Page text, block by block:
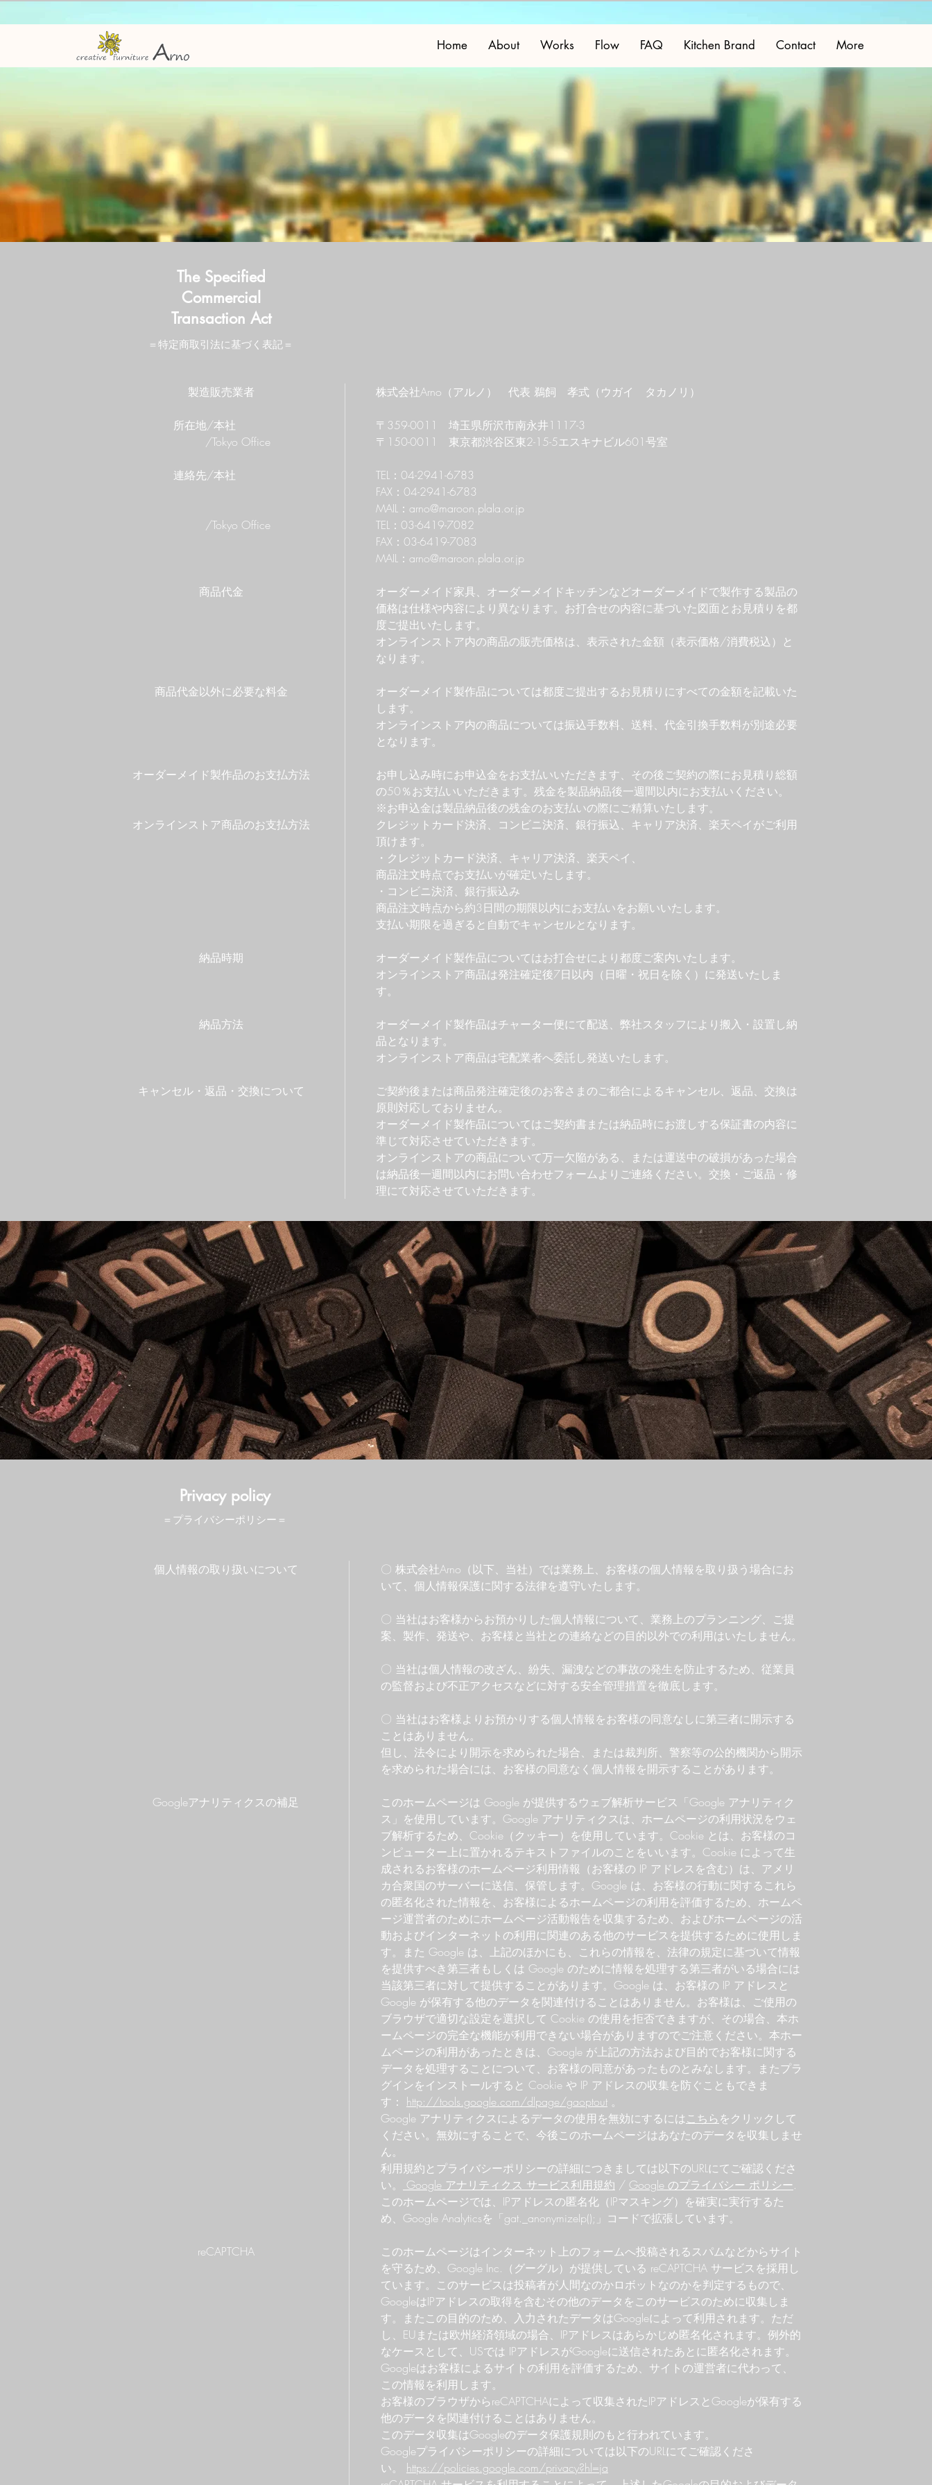
Home About Works Flow FAQ Kitchen Brand Contact More
The Specified
Commercial
Transaction Act
＝特定商取引法に基づく表記＝
製造販売業者
​所在地/本社
​ /Tokyo Office
​連絡先/本社
​ /Tokyo Office
商品代金
​商品代金以外に必要な料金
​オーダーメイド製作品のお支払方法
オンラインストア商品のお支払方法
​納品時期
​納品方法
​キャンセル・返品・交換について
株式会社Arno（アルノ） 代表 鵜飼 孝式（ウガイ タカノリ）
​〒359-0011 埼玉県所沢市南永井1117-3
​〒150-0011 東京都渋谷区東2-15-5エスキナビル601号室
TEL：04-2941-6783
FAX：04-2941-6783
MAIL： arno@maroon.plala.or.jp
TEL：03-6419-7082
FAX：03-6419-7083
MAIL： arno@maroon.plala.or.jp
​オーダーメイド家具、オーダーメイドキッチンなどオーダーメイドで製作する製品の
価格は仕様や内容により異なります。お打合せの内容に基づいた図面とお見積りを都
度ご提出いたします。
オンラインストア内の商品の販売価格は、表示された金額（表示価格/消費税込）と
なります。
オーダーメイド製作品については都度ご提出するお見積りにすべての金額を記載いた
します。
​オンラインストア内の商品については振込手数料、送料、代金引換手数料が別途必要
となります。
お申し込み時にお申込金をお支払いいただきます、その後ご契約の際にお見積り総額
の50％お支払いいただきます。残金を製品納品後一週間以内にお支払いください。
※お申込金は製品納品後の残金のお支払いの際にご精算いたします。
クレジットカード決済、コンビニ決済、銀行振込、キャリア決済、楽天ペイがご利用
頂けます。
・クレジットカード決済、キャリア決済、楽天ペイ、
商品注文時点でお支払いが確定いたします。
・コンビニ決済、銀行振込み
商品注文時点から約3日間の期限以内にお支払いをお願いいたします。
支払い期限を過ぎると自動でキャンセルとなります。
​オーダーメイド製作品についてはお打合せにより都度ご案内いたします。
​オンラインストア商品は発注確定後7日以内（日曜・祝日を除く）に発送いたしま
す。
オーダーメイド製作品はチャーター便にて配送、弊社スタッフにより搬入・設置し納
品となります。
​オンラインストア商品は宅配業者へ委託し発送いたします。
ご契約後または商品発注確定後のお客さまのご都合によるキャンセル、返品、交換は
原則対応しておりません。
オーダーメイド製作品についてはご契約書または納品時にお渡しする保証書の内容に
準じて対応させていただきます。
オンラインストアの商品について万一欠陥がある、または運送中の破損があった場合
は納品後一週間以内にお問い合わせフォームよりご連絡ください。交換・ご返品・修
理にて対応させていただきます。
Privacy policy
＝プライバシーポリシー＝
個人情報の取り扱いについて
Googleアナリティクスの補足​
reCAPTCHA
〇 株式会社Arno（以下、当社）では業務上、お客様の個人情報を取り扱う場合にお
いて、個人情報保護に関する法律を遵守いたします。
〇 当社はお客様からお預かりした個人情報について、業務上のプランニング、ご提
案、製作、発送や、お客様と当社との連絡などの目的以外での利用はいたしません。
〇 当社は個人情報の改ざん、紛失、漏洩などの事故の発生を防止するため、従業員
の監督および不正アクセスなどに対する安全管理措置を徹底します。
〇 当社はお客様よりお預かりする個人情報をお客様の同意なしに第三者に開示する
ことはありません。
但し、法令により開示を求められた場合、または裁判所、警察等の公的機関から開示
を求められた場合には、お客様の同意なく個人情報を開示することがあります。
このホームページは Google が提供するウェブ解析サービス「Google アナリティク
ス」を使用しています。Google アナリティクスは、ホームページの利用状況をウェ
ブ解析するため、Cookie（クッキー）を使用しています。Cookie とは、お客様のコ
ンピューター上に置かれるテキストファイルのことをいいます。Cookie によって生
成されるお客様のホームページ利用情報（お客様の IP アドレスを含む）は、アメリ
カ合衆国のサーバーに送信、保管します。Google は、お客様の行動に関するこれら
の匿名化された情報を、お客様によるホームページの利用を評価するため、ホームペ
ージ運営者のためにホームページ活動報告を収集するため、およびホームページの活
動およびインターネットの利用に関連のある他のサービスを提供するために使用しま
す。また Google は、上記のほかにも、これらの情報を、法律の規定に基づいて情報
を提供すべき第三者もしくは Google のために情報を処理する第三者がいる場合には
当該第三者に対して提供することがあります。Google は、お客様の IP アドレスと
Google が保有する他のデータを関連付けることはありません。お客様は、ご使用の
ブラウザで適切な設定を選択して Cookie の使用を拒否できますが、その場合、本ホ
ームページの完全な機能が利用できない場合がありますのでご注意ください。本ホー
ムページの利用があったときは、Google が上記の方法および目的でお客様に関する
データを処理することについて、お客様の同意があったものとみなします。またプラ
グインをインストールすると Cookie や IP アドレスの収集を防ぐこともできま
す： http://tools.google.com/dlpage/gaoptout 。
Google アナリティクスによるデータの使用を無効にするにはこちら をクリックして
ください。無効にすることで、今後このホームページはあなたのデータを収集しませ
ん。
利用規約とプライバシーポリシーの詳細につきましては以下のURLにてご確認くださ
い。
Google アナリティクス サービス利用規約 / Google のプライバシー ポリシー.
このホームページでは、IPアドレスの匿名化（IPマスキング）を確実に実行するた
め、Google Analyticsを「gat._anonymizeIp();」コードで拡張しています。
このホームページはインターネット上のフォームへ投稿されるスパムなどからサイト
を守るため、Google Inc.（グーグル）が提供している reCAPTCHA サービスを採用し
ています。このサービスは投稿者が人間なのかロボットなのかを判定するもので、
GoogleはIPアドレスの取得を含むその他のデータをこのサービスのために収集しま
す。またこの目的のため、入力されたデータはGoogleによって利用されます。ただ
し、EUまたは欧州経済領域の場合、IPアドレスはあらかじめ匿名化されます。例外的
なケースとして、USでは IPアドレスがGoogleに送信されたあとに匿名化されます。
Googleはお客様によるサイトの利用を評価するため、サイトの運営者に代わって、
この情報を利用します。
お客様のブラウザからreCAPTCHAによって収集されたIPアドレスとGoogleが保有する
他のデータを関連付けることはありません。
このデータ収集はGoogleのデータ保護規則のもと行われています。
Googleプライバシーポリシーの詳細については以下のURLにてご確認くださ
い。 https://policies.google.com/privacy?hl=ja